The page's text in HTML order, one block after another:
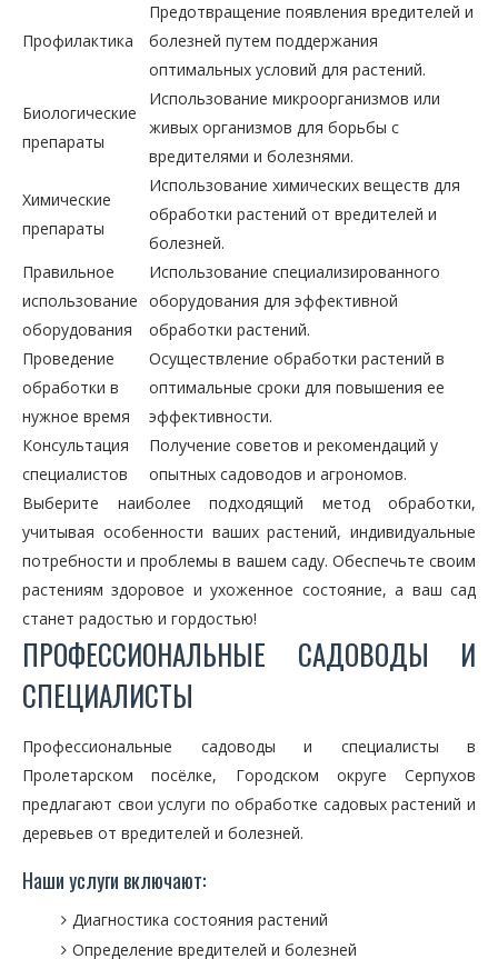
Профилактика
Предотвращение появления вредителей и
болезней путем поддержания
оптимальных условий для растений.
Биологические
препараты
Использование микроорганизмов или
живых организмов для борьбы с
вредителями и болезнями.
Химические
препараты
Использование химических веществ для
обработки растений от вредителей и
болезней.
Правильное
использование
оборудования
Использование специализированного
оборудования для эффективной
обработки растений.
Проведение
обработки в
нужное время
Осуществление обработки растений в
оптимальные сроки для повышения ее
эффективности.
Консультация
специалистов
Получение советов и рекомендаций у
опытных садоводов и агрономов.
Выберите наиболее подходящий метод обработки,
учитывая особенности ваших растений, индивидуальные
потребности и проблемы в вашем саду. Обеспечьте своим
растениям здоровое и ухоженное состояние, а ваш сад
станет радостью и гордостью!
ПРОФЕССИОНАЛЬНЫЕ САДОВОДЫ И
СПЕЦИАЛИСТЫ
Профессиональные садоводы и специалисты в
Пролетарском посёлке, Городском округе Серпухов
предлагают свои услуги по обработке садовых растений и
деревьев от вредителей и болезней.
Наши услуги включают:
Диагностика состояния растений
Определение вредителей и болезней